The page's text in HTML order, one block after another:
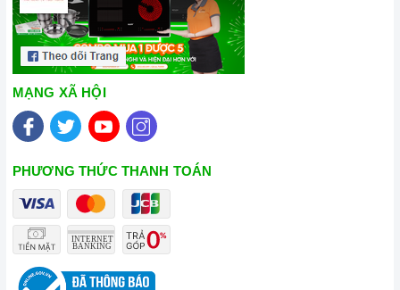
MẠNG XÃ HỘI
PHƯƠNG THỨC THANH TOÁN